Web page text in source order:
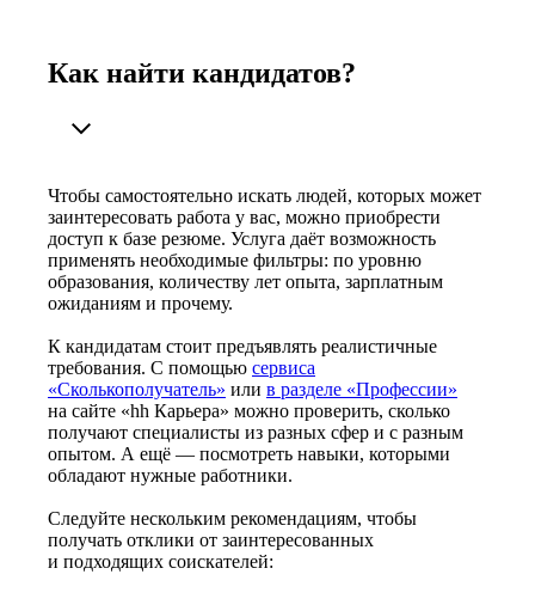
Как найти кандидатов?
Чтобы самостоятельно искать людей, которых может
заинтересовать работа у вас, можно приобрести
доступ к базе резюме. Услуга даёт возможность
применять необходимые фильтры: по уровню
образования, количеству лет опыта, зарплатным
ожиданиям и прочему.
К кандидатам стоит предъявлять реалистичные
требования. С помощью сервиса
«Сколькополучатель» или в разделе «Профессии»
на сайте «hh Карьера» можно проверить, сколько
получают специалисты из разных сфер и с разным
опытом. А ещё — посмотреть навыки, которыми
обладают нужные работники.
Следуйте нескольким рекомендациям, чтобы
получать отклики от заинтересованных
и подходящих соискателей: